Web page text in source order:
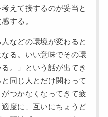
考えて接するのが妥当と
する。
人などの環境が変わると
なる。いい意味でその環
。」という話が出てき
同じ人とだけ関わって
つかなくなってきて疲
適度に、互いにちょうど